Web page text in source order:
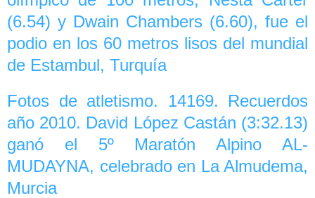
(6.54) y Dwain Chambers (6.60), fue el
podio en los 60 metros lisos del mundial
de Estambul, Turquía
Fotos de atletismo. 14169. Recuerdos
año 2010. David López Castán (3:32.13)
ganó el 5º Maratón Alpino AL-
MUDAYNA, celebrado en La Almudema,
Murcia